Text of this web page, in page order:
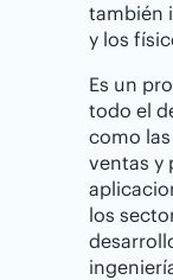
también
y los
Es un
todo el
como
ventas y
los